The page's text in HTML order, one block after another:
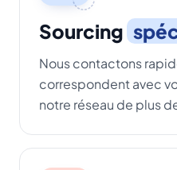
Sourcing
Nous contactons
correspondent avec
notre réseau de plus